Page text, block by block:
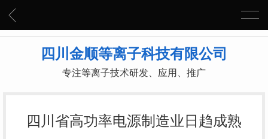
四川金顺等离子科技有限公司
专注等离子技术研发、应用、推广
四川省高功率电源制造业日趋成熟